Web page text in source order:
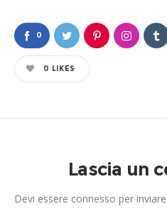
0
0 LIKES
Lascia un
Devi essere connesso per